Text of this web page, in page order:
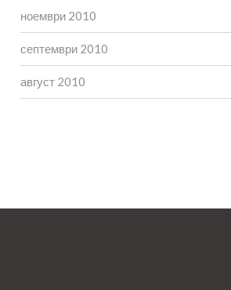
ноември 2010
септември 2010
август 2010